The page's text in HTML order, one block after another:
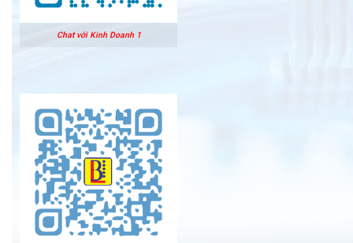
Chat với Kinh Doanh 1